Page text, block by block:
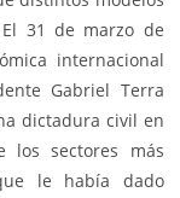
31 de marzo de
internacional
Gabriel Terra
dictadura civil en
los sectores más
le había dado